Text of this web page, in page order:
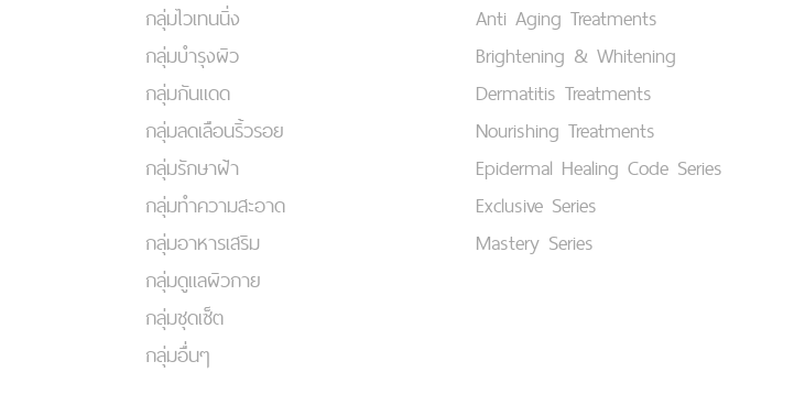
กลุ่มไวเทนนิ่ง
กลุ่มบำรุงผิว
กลุ่มกันแดด
กลุ่มลดเลือนริ้วรอย
กลุ่มรักษาฝ้า
กลุ่มทำความสะอาด
กลุ่มอาหารเสริม
กลุ่มดูแลผิวกาย
กลุ่มชุดเซ็ต
กลุ่มอื่นๆ
Anti Aging Treatments
Brightening & Whitening
Dermatitis Treatments
Nourishing Treatments
Epidermal Healing Code Series
Exclusive Series
Mastery Series